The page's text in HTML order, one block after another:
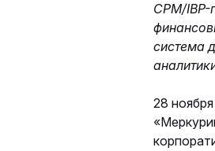
CPM/
система
28